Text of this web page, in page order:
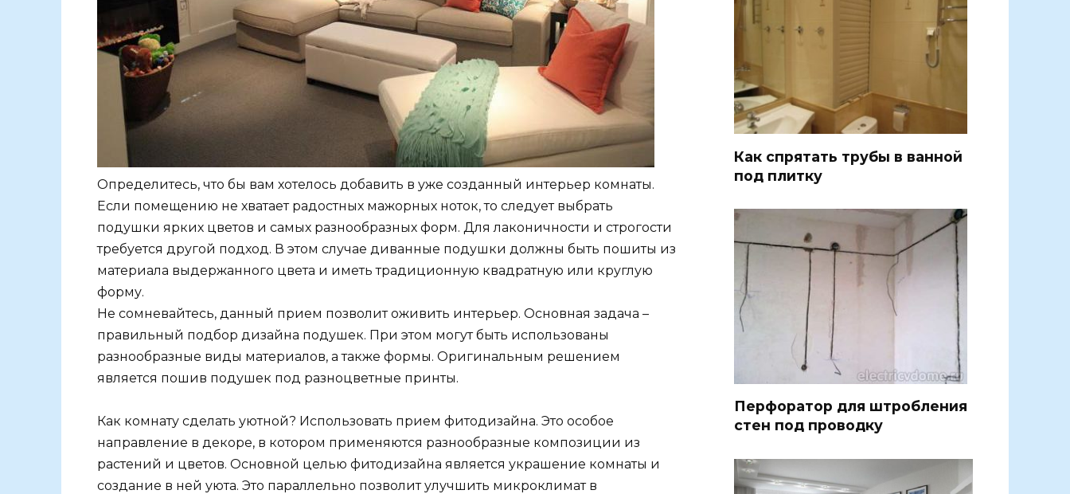
Определитесь, что бы вам хотелось добавить в уже созданный интерьер комнаты.
Если помещению не хватает радостных мажорных ноток, то следует выбрать
подушки ярких цветов и самых разнообразных форм. Для лаконичности и строгости
требуется другой подход. В этом случае диванные подушки должны быть пошиты из
материала выдержанного цвета и иметь традиционную квадратную или круглую
форму.
Не сомневайтесь, данный прием позволит оживить интерьер. Основная задача –
правильный подбор дизайна подушек. При этом могут быть использованы
разнообразные виды материалов, а также формы. Оригинальным решением
является пошив подушек под разноцветные принты.
Как комнату сделать уютной? Использовать прием фитодизайна. Это особое
направление в декоре, в котором применяются разнообразные композиции из
растений и цветов. Основной целью фитодизайна является украшение комнаты и
создание в ней уюта. Это параллельно позволит улучшить микроклимат в
Как спрятать трубы в ванной
под плитку
Перфоратор для штробления
стен под проводку